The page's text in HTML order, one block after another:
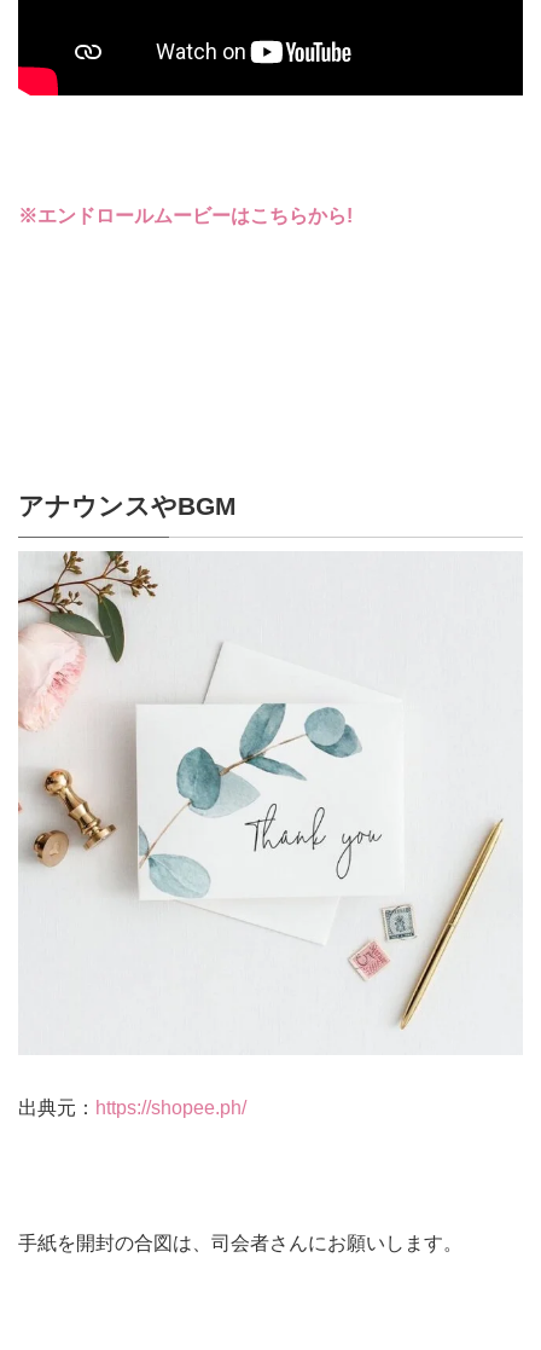
※エンドロールムービーはこちらから!
アナウンスやBGM
出典元： https://shopee.ph/
手紙を開封の合図は、司会者さんにお願いします。